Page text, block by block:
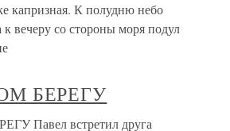
капризная. К полудню небо
к вечеру со стороны моря подул
БЕРЕГУ
Павел встретил друга